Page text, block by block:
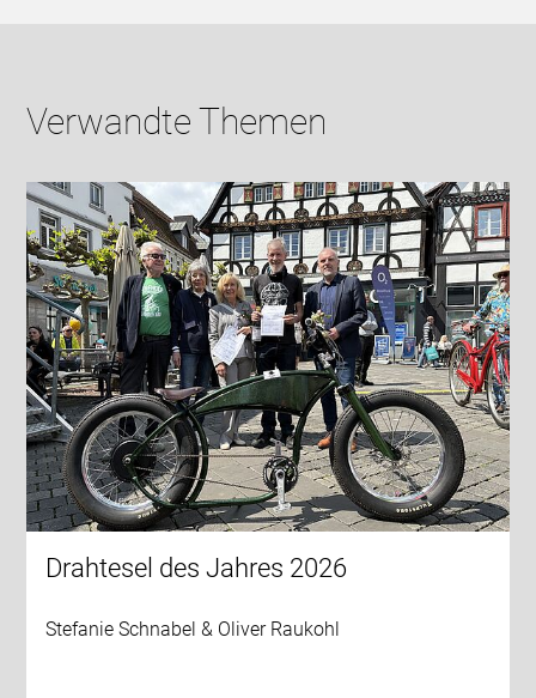
Verwandte Themen
Drahtesel des Jahres 2026
Stefanie Schnabel & Oliver Raukohl